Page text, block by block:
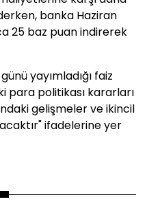
banka Haziran
25 baz puan indirerek
yayımladığı faiz
para politikası kararları
gelişmeler ve ikincil
ifadelerine yer